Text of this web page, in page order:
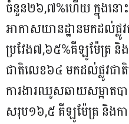
ចំនួន២៦,៧%ហើយ ក្នុងនោះ
អាកាសយានដ្ឋានមកដល់ផ្
ប្រវែង៧,៦៥%គីឡូម៉ែត្រ និង
ជាតិលេខ៦៤ មកដល់ផ្លូវជា
ការងារឈូសឆាយសម្អាតបា
សរុប១៦,៥ គីឡូម៉ែត្រ និងក